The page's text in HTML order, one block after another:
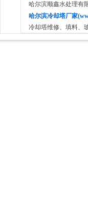
哈尔滨顺鑫水处理有
哈尔滨冷却塔厂家
冷却塔维修、填料、